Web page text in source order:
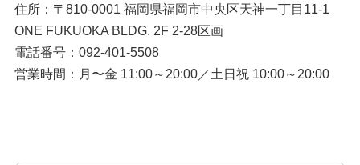
住所：〒810-0001 福岡県福岡市中央区天神一丁目11-1
ONE FUKUOKA BLDG. 2F 2-28区画
電話番号：092-401-5508
営業時間：月〜金 11:00～20:00／土日祝 10:00～20:00